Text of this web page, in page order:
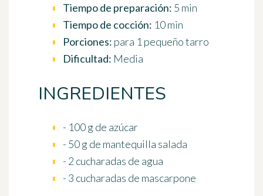
Tiempo de preparación: 5 min
Tiempo de cocción: 10 min
Porciones: para 1 pequeño tarro
Dificultad: Media
INGREDIENTES
- 100 g de azúcar
- 50 g de mantequilla salada
- 2 cucharadas de agua
- 3 cucharadas de mascarpone